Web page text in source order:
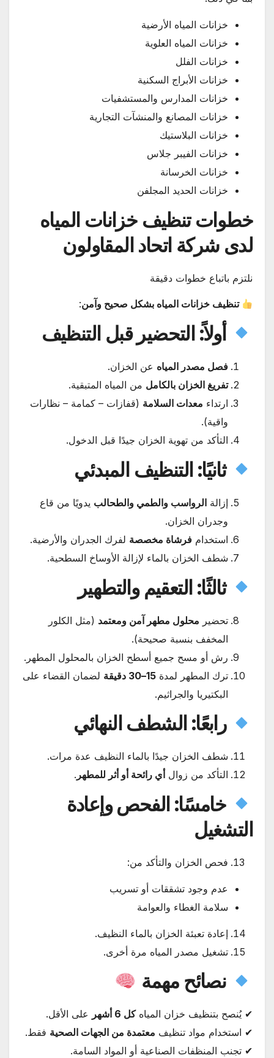
خزانات المياه الأرضية
خزانات المياه العلوية
خزانات الفلل
خزانات الأبراج السكنية
خزانات المدارس والمستشفيات
خزانات المصانع والمنشآت التجارية
خزانات البلاستيك
خزانات الفيبر جلاس
خزانات الخرسانة
خزانات الحديد المجلفن
خطوات تنظيف خزانات المياه
لدى شركة اتحاد المقاولون
نلتزم باتباع خطوات دقيقة
تنظيف خزانات المياه بشكل صحيح وآمن:
أولاً: التحضير قبل التنظيف
فصل مصدر المياه عن الخزان.
تفريغ الخزان بالكامل من المياه المتبقية.
ارتداء معدات السلامة (قفازات – كمامة – نظارات
واقية).
التأكد من تهوية الخزان جيدًا قبل الدخول.
ثانيًا: التنظيف المبدئي
إزالة الرواسب والطمي والطحالب يدويًا من قاع
وجدران الخزان.
استخدام فرشاة مخصصة لفرك الجدران والأرضية.
شطف الخزان بالماء لإزالة الأوساخ السطحية.
ثالثًا: التعقيم والتطهير
تحضير محلول مطهر آمن ومعتمد (مثل الكلور
المخفف بنسبة صحيحة).
رش أو مسح جميع أسطح الخزان بالمحلول المطهر.
ترك المطهر لمدة 15–30 دقيقة
لضمان القضاء على
البكتيريا والجراثيم.
رابعًا: الشطف النهائي
شطف الخزان جيدًا بالماء النظيف عدة مرات.
التأكد من زوال أي رائحة أو أثر للمطهر .
خامسًا: الفحص وإعادة
التشغيل
فحص الخزان والتأكد من:
عدم وجود تشققات أو تسريب
سلامة الغطاء والعوامة
إعادة تعبئة الخزان بالماء النظيف.
تشغيل مصدر المياه مرة أخرى.
نصائح مهمة
✔ يُنصح بتنظيف خزان المياهكل 6 أشهر
على الأقل.
✔ استخدام مواد تنظيف معتمدة من الجهات الصحية فقط.
✔ تجنب المنظفات الصناعية أو المواد السامة.